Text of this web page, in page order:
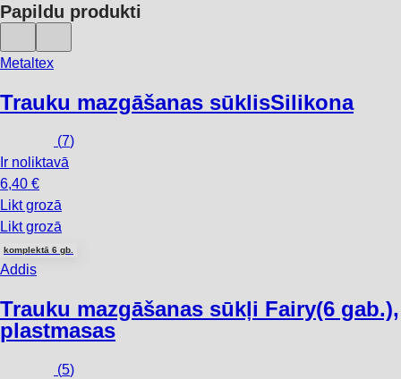
Papildu produkti
Metaltex
Trauku mazgāšanas sūklisSilikona
(7)
Ir noliktavā
6,40 €
Likt grozā
Likt grozā
komplektā 6 gb.
Addis
Trauku mazgāšanas sūkļi Fairy(6 gab.),
plastmasas
(5)